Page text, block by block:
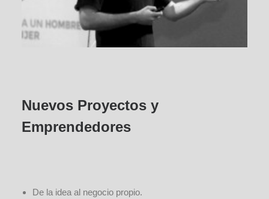
Nuevos Proyectos y
Emprendedores
De la idea al negocio propio.